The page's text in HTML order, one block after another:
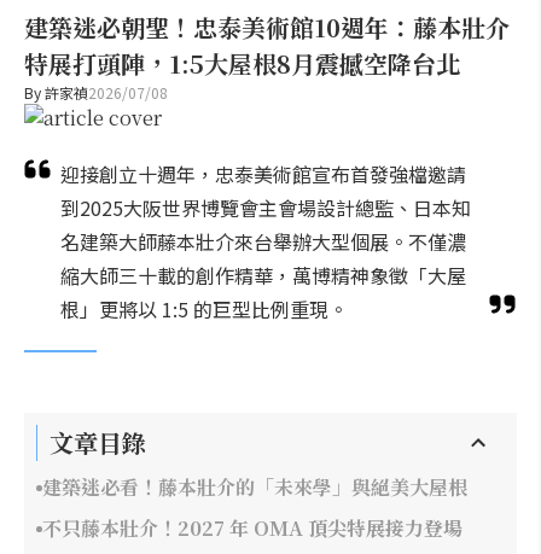
建築迷必朝聖！忠泰美術館10週年：藤本壯介
特展打頭陣，1:5大屋根8月震撼空降台北
By許家禎2026/07/08
迎接創立十週年，忠泰美術館宣布首發強檔邀請
到2025大阪世界博覽會主會場設計總監、日本知
名建築大師藤本壯介來台舉辦大型個展。不僅濃
縮大師三十載的創作精華，萬博精神象徵「大屋
根」更將以 1:5 的巨型比例重現。
文章目錄
建築迷必看！藤本壯介的「未來學」與絕美大屋根
不只藤本壯介！2027 年 OMA 頂尖特展接力登場